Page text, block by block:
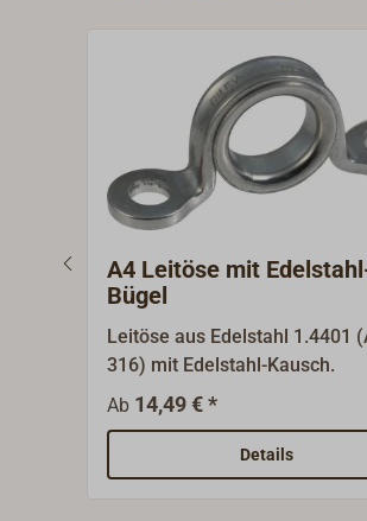
A4 Leitöse mit
Bügel
Leitöse aus Edelstahl 1.4401
316) mit Edelstahl-Kausch.
Ab 14,49 € *
Details